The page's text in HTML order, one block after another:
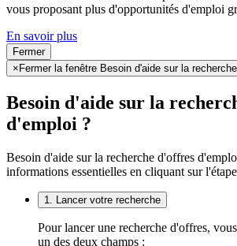
vous proposant plus d'opportunités d'emploi
En savoir plus
Fermer
× Fermer la fenêtre Besoin d'aide sur la
Besoin d'aide sur la
d'emploi ?
Besoin d'aide sur la recherche d'offres
informations essentielles en cliquant sur
1. Lancer votre recherche
Pour lancer une recherche d'offres,
un des deux champs :